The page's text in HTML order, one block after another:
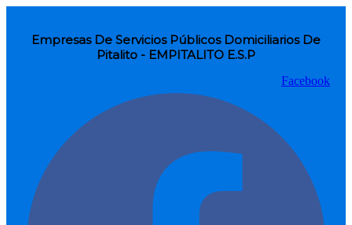
Empresas De Servicios Públicos Domiciliarios De
Pitalito - EMPITALITO E.S.P
Facebook